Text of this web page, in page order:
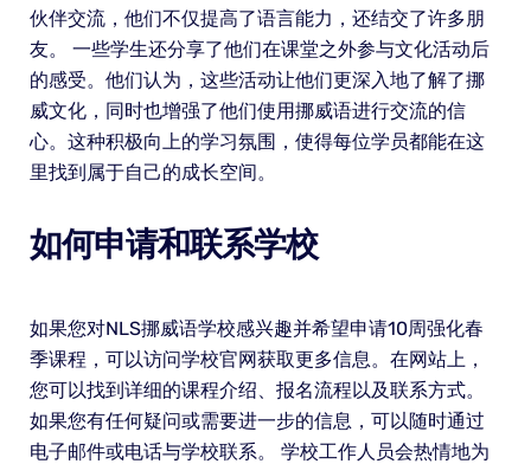
伙伴交流，他们不仅提高了语言能力，还结交了许多朋
友。 一些学生还分享了他们在课堂之外参与文化活动后
的感受。他们认为，这些活动让他们更深入地了解了挪
威文化，同时也增强了他们使用挪威语进行交流的信
心。这种积极向上的学习氛围，使得每位学员都能在这
里找到属于自己的成长空间。
如何申请和联系学校
如果您对NLS挪威语学校感兴趣并希望申请10周强化春
季课程，可以访问学校官网获取更多信息。在网站上，
您可以找到详细的课程介绍、报名流程以及联系方式。
如果您有任何疑问或需要进一步的信息，可以随时通过
电子邮件或电话与学校联系。 学校工作人员会热情地为